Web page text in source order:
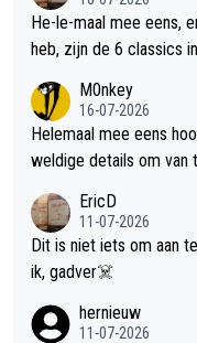
He-le-maal mee eens,
heb, zijn de 6
M0nkey
16-07-2026
Helemaal mee eens
weldige details om van
EricD
11-07-2026
Dit is niet iets om aan
ik, gadver☠️
hernieuw
11-07-2026